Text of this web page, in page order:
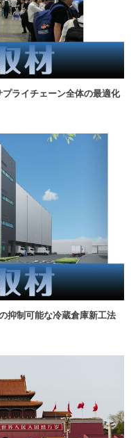
プライチェーン全体の最適化
抑制可能な冷蔵倉庫新工法